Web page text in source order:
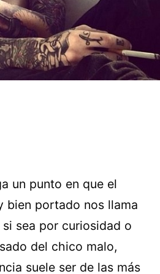
un punto en que el
bien portado nos llama
sea por curiosidad o
del chico malo,
suele ser de las más